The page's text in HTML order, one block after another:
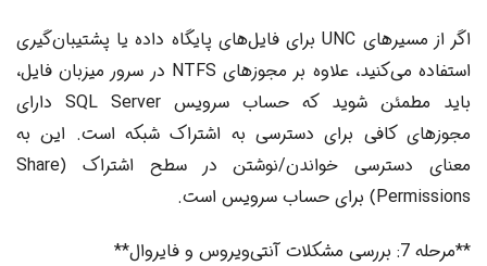
اگر از مسیرهای UNC برای فایل‌های پایگاه داده یا پشتیبان‌گیری
استفاده می‌کنید، علاوه بر مجوزهای NTFS در سرور میزبان فایل،
باید مطمئن شوید که حساب سرویس SQL Server دارای
مجوزهای کافی برای دسترسی به اشتراک شبکه است. این به
معنای دسترسی خواندن/نوشتن در سطح اشتراک (Share
Permissions) برای حساب سرویس است.
**مرحله 7: بررسی مشکلات آنتی‌ویروس و فایروال**